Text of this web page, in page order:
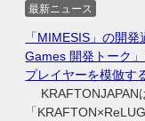
最新ニュース
「MIMESIS」の開
Games 開発トーク
プレイヤーを模倣す
KRAFTONJAPAN
「